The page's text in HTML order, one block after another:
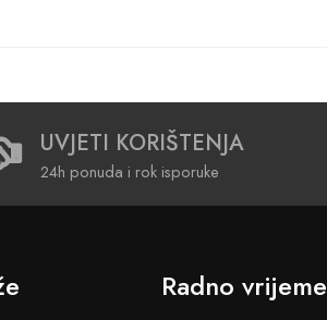
UVJETI KORIŠTENJA
24h ponuda i rok isporuke
Radno vrijeme